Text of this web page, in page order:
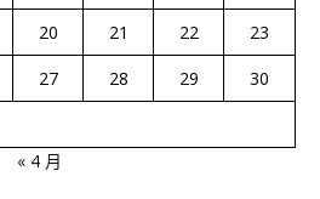
20 21 22
23
27 28 29
30
« 4 月